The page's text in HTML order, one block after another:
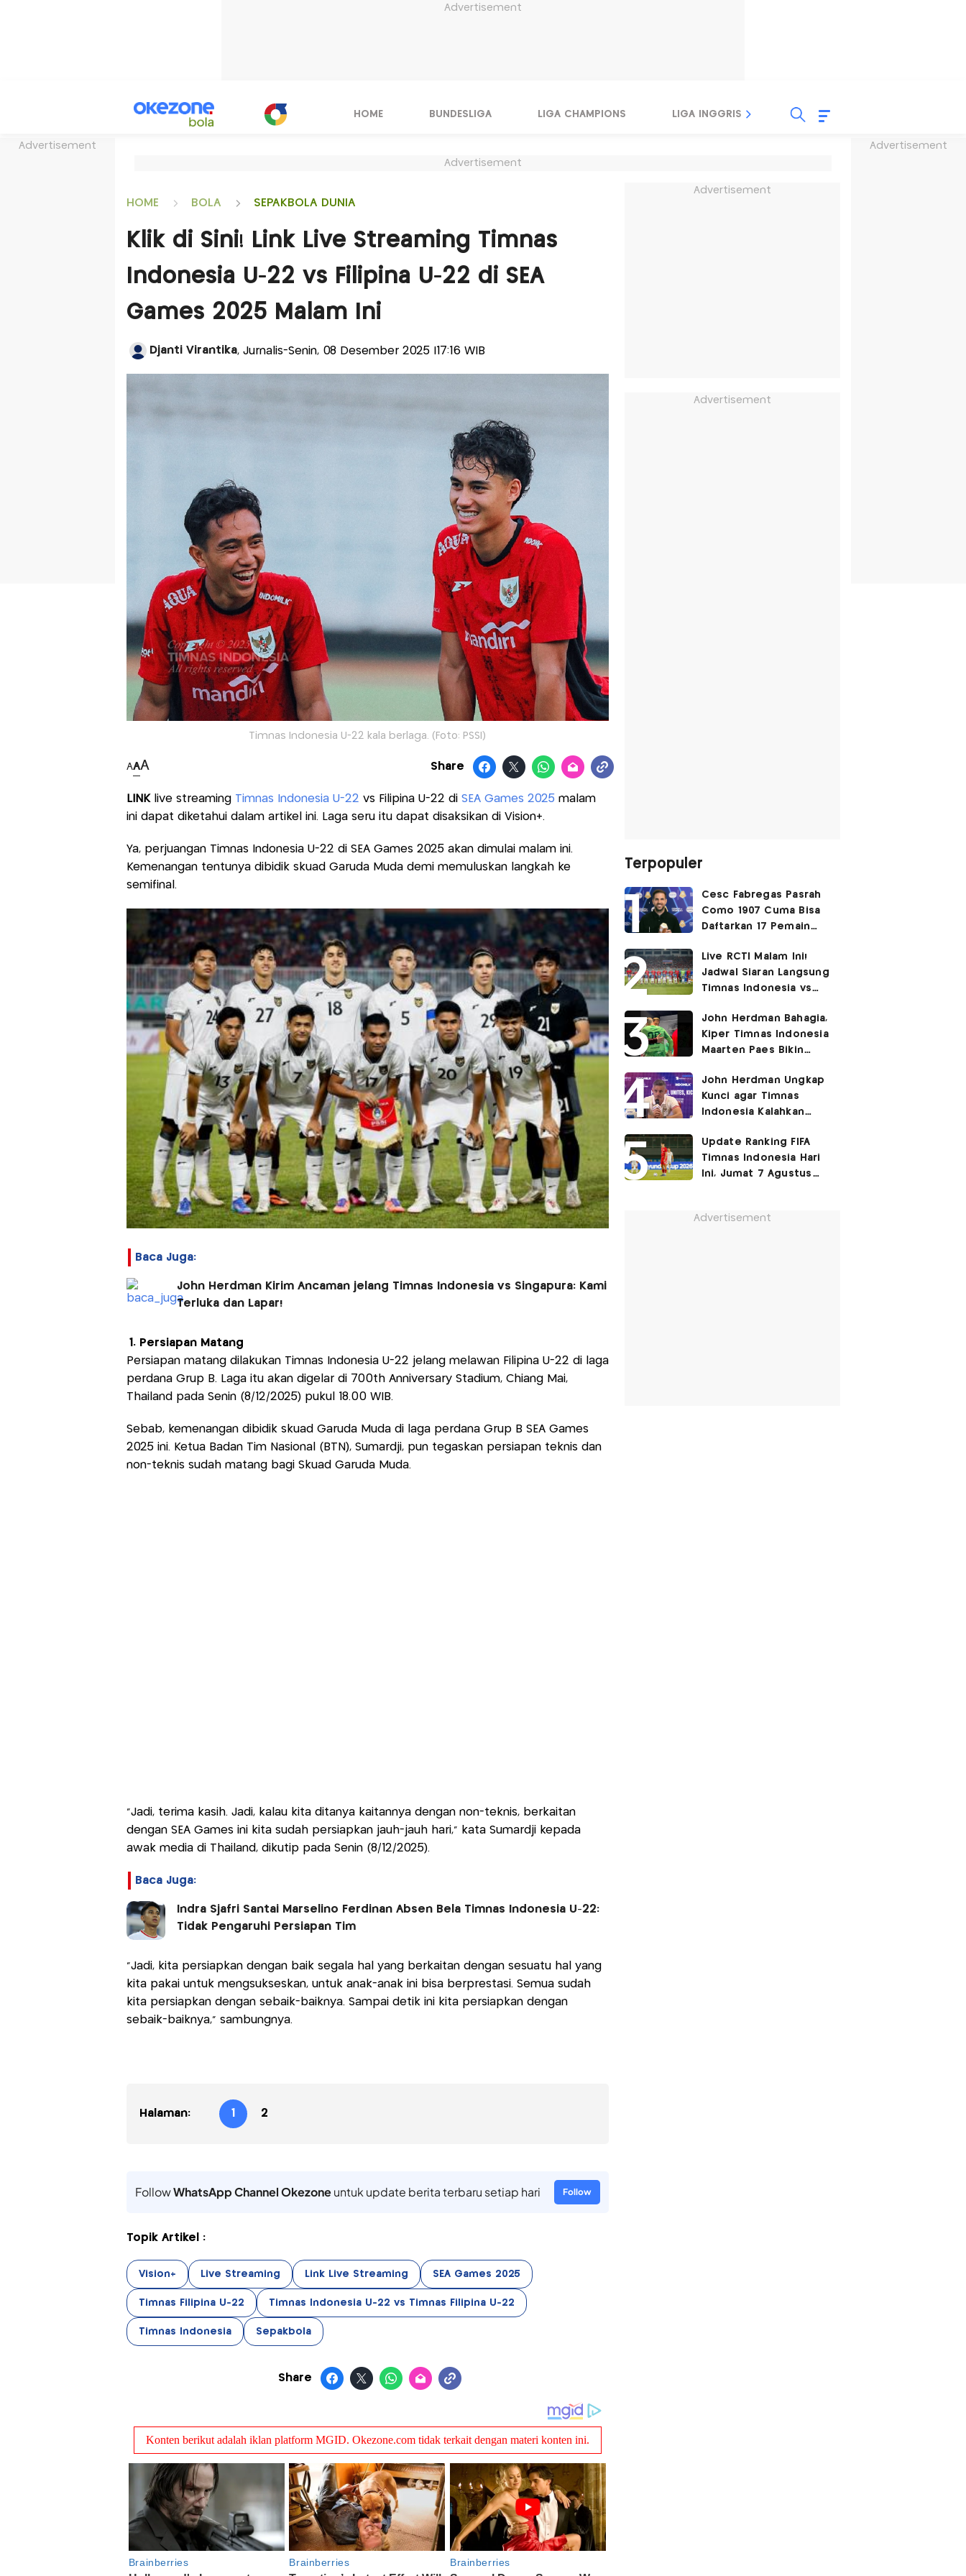
Advertisement
Advertisement Advertisement
HOME BUNDESLIGA LIGA CHAMPIONS LIGA INGGRIS LIGA ITALIA
Advertisement
HOME BOLA SEPAKBOLA DUNIA
Klik di Sini! Link Live Streaming Timnas
Indonesia U-22 vs Filipina U-22 di SEA
Games 2025 Malam Ini
Djanti Virantika, Jurnalis-Senin, 08 Desember 2025 |17:16 WIB
Timnas Indonesia U-22 kala berlaga. (Foto: PSSI)
AAA Share
LINK live streaming Timnas Indonesia U-22 vs Filipina U-22 di SEA Games 2025 malam
ini dapat diketahui dalam artikel ini. Laga seru itu dapat disaksikan di Vision+.
Ya, perjuangan Timnas Indonesia U-22 di SEA Games 2025 akan dimulai malam ini.
Kemenangan tentunya dibidik skuad Garuda Muda demi memuluskan langkah ke
semifinal.
Baca Juga:
John Herdman Kirim Ancaman jelang Timnas Indonesia vs Singapura: Kami
Terluka dan Lapar!
1. Persiapan Matang
Persiapan matang dilakukan Timnas Indonesia U-22 jelang melawan Filipina U-22 di laga
perdana Grup B. Laga itu akan digelar di 700th Anniversary Stadium, Chiang Mai,
Thailand pada Senin (8/12/2025) pukul 18.00 WIB.
Sebab, kemenangan dibidik skuad Garuda Muda di laga perdana Grup B SEA Games
2025 ini. Ketua Badan Tim Nasional (BTN), Sumardji, pun tegaskan persiapan teknis dan
non-teknis sudah matang bagi Skuad Garuda Muda.
“Jadi, terima kasih. Jadi, kalau kita ditanya kaitannya dengan non-teknis, berkaitan
dengan SEA Games ini kita sudah persiapkan jauh-jauh hari,” kata Sumardji kepada
awak media di Thailand, dikutip pada Senin (8/12/2025).
Baca Juga:
Indra Sjafri Santai Marselino Ferdinan Absen Bela Timnas Indonesia U-22:
Tidak Pengaruhi Persiapan Tim
“Jadi, kita persiapkan dengan baik segala hal yang berkaitan dengan sesuatu hal yang
kita pakai untuk mengsukseskan, untuk anak-anak ini bisa berprestasi. Semua sudah
kita persiapkan dengan sebaik-baiknya. Sampai detik ini kita persiapkan dengan
sebaik-baiknya,” sambungnya.
Halaman: 1 2
FollowWhatsApp Channel Okezoneuntuk update berita terbaru setiap hari Follow
Topik Artikel :
Vision+ Live Streaming Link Live Streaming SEA Games 2025
Timnas Filipina U-22 Timnas Indonesia U-22 vs Timnas Filipina U-22
Timnas Indonesia Sepakbola
Share
Advertisement
Advertisement
Terpopuler
Cesc Fabregas Pasrah
Como 1907 Cuma Bisa
Daftarkan 17 Pemain
2026-2027
Live RCTI Malam Ini!
Jadwal Siaran Langsung
Timnas Indonesia vs
2026: Laga Hidup Mati
John Herdman Bahagia,
Kiper Timnas Indonesia
Maarten Paes Bikin
Duduk di Bangku
Cadangan!
John Herdman Ungkap
Kunci agar Timnas
Indonesia Kalahkan
2026: Tenang tapi
Berapi-api
Update Ranking FIFA
Timnas Indonesia Hari
Ini, Jumat 7 Agustus
Advertisement